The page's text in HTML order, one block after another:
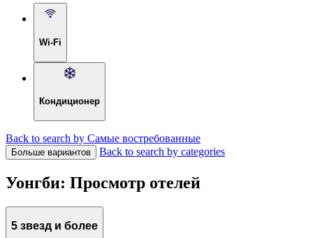
Wi-Fi
Кондиционер
Back to search by Самые востребованные
Больше вариантов Back to search by categories
Уонгби: Просмотр отелей
5 звезд и более